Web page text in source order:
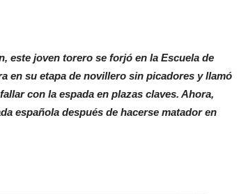
este joven torero se forjó en la Escuela de
en su etapa de novillero sin picadores y llamó
con la espada en plazas claves. Ahora,
española después de hacerse matador en